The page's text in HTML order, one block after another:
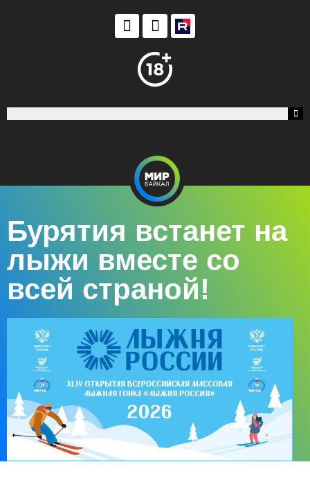
Бурятия встанет на
лыжи вместе со
всей страной!